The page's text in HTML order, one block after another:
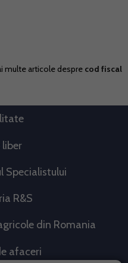
multe articole despre cod fiscal
Specialistului
R&S
din Romania
afaceri